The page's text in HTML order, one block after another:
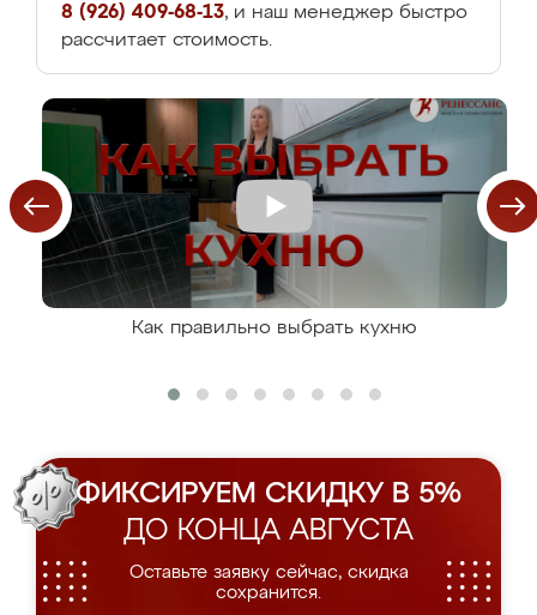
8 (926) 409-68-13, и наш менеджер быстро
рассчитает стоимость.
Как правильно выбрать кухню
ФИКСИРУЕМ СКИДКУ В 5%
ДО КОНЦА АВГУСТА
Оставьте заявку сейчас, скидка
сохранится.